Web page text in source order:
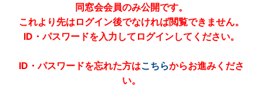
同窓会会員のみ公開です。
これより先はログイン後でなければ閲覧できません。
ID・パスワードを入力してログインしてください。
ID・パスワードを忘れた方はこちらからお進みくださ
い。